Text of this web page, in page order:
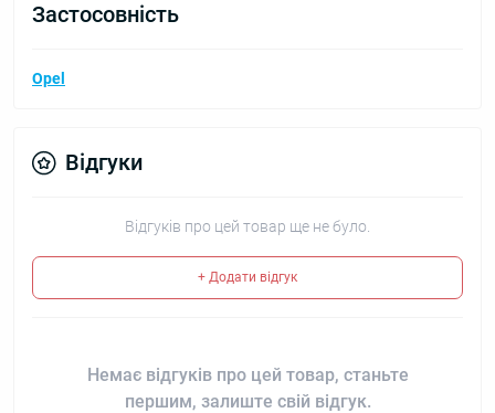
Застосовність
Opel
Відгуки
Відгуків про цей товар ще не було.
+ Додати відгук
Немає відгуків про цей товар, станьте
першим, залиште свій відгук.